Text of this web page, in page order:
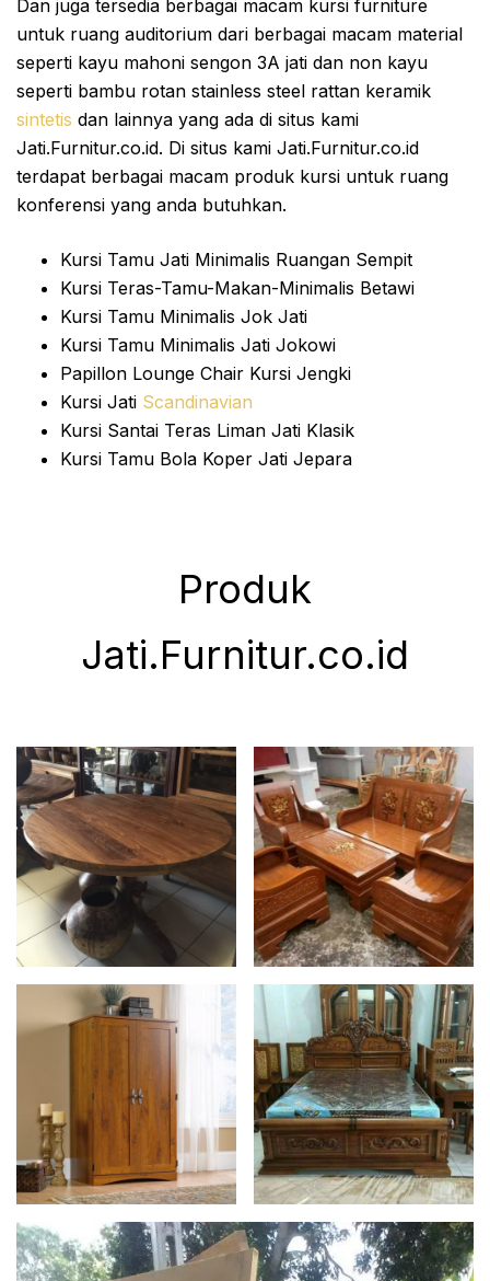
Dan juga tersedia berbagai macam kursi furniture
untuk ruang auditorium dari berbagai macam material
seperti kayu mahoni sengon 3A jati dan non kayu
seperti bambu rotan stainless steel rattan keramik
sintetis dan lainnya yang ada di situs kami
Jati.Furnitur.co.id. Di situs kami Jati.Furnitur.co.id
terdapat berbagai macam produk kursi untuk ruang
konferensi yang anda butuhkan.
Kursi Tamu Jati Minimalis Ruangan Sempit
Kursi Teras-Tamu-Makan-Minimalis Betawi
Kursi Tamu Minimalis Jok Jati
Kursi Tamu Minimalis Jati Jokowi
Papillon Lounge Chair Kursi Jengki
Kursi Jati Scandinavian
Kursi Santai Teras Liman Jati Klasik
Kursi Tamu Bola Koper Jati Jepara
Produk
Jati.Furnitur.co.id